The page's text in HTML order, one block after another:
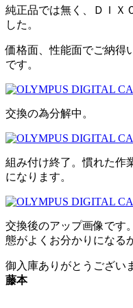
純正品では無く、ＤＩＸ
した。
価格面、性能面でご納得
です。
交換の為分解中。
組み付け終了。慣れた作
になります。
交換後のアップ画像です
態がよくお分かりになる
御入庫ありがとうござい
藤本